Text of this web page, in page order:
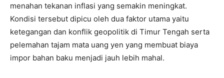
menahan tekanan inflasi yang semakin meningkat.
Kondisi tersebut dipicu oleh dua faktor utama yaitu
ketegangan dan konflik geopolitik di Timur Tengah serta
pelemahan tajam mata uang yen yang membuat biaya
impor bahan baku menjadi jauh lebih mahal.